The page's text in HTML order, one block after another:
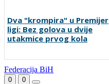
Dva "krompira" u Premijer
ligi: Bez golova u dvije
utakmice prvog kola
Federacija BiH
0 0